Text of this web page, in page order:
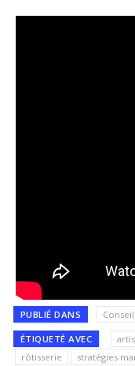
PUBLIÉ DANS
ÉTIQUETÉ AVEC
rôtisserie
stratégies